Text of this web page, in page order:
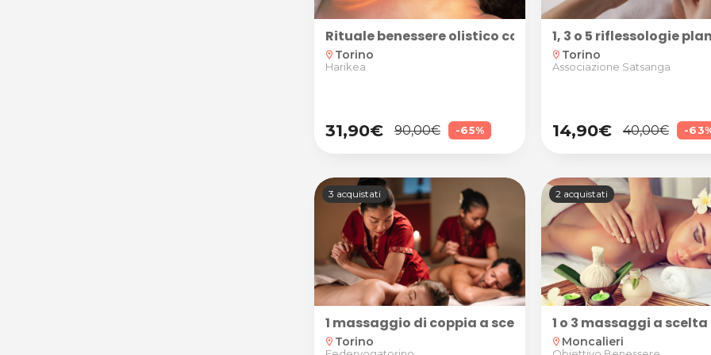
Rituale benessere olistico con visita e massaggi per 1 o
location_on Torino
Harikea
31,90€ 90,00€ -65%
1, 3 o 5 riflessologie
location_on Torino
Associazione Satsanga
14,90€ 40,00€ -
3 acquistati
1 massaggio di coppia a scelta da 45 minuti
location_on Torino
2 acquistati
1 o 3 massaggi a
location_on Moncalieri